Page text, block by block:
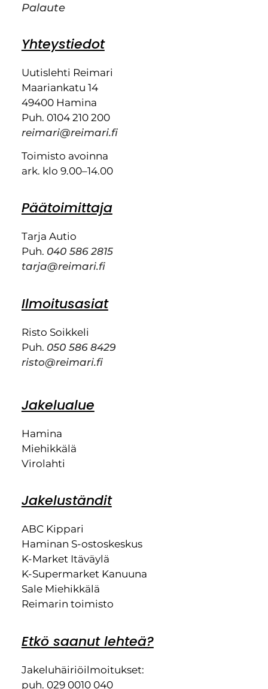
Palaute
Yhteystiedot
Uutislehti Reimari
Maariankatu 14
49400 Hamina
Puh. 0104 210 200
reimari@reimari.fi
Toimisto avoinna
ark. klo 9.00–14.00
Päätoimittaja
Tarja Autio
Puh. 040 586 2815
tarja@reimari.fi
Ilmoitusasiat
Risto Soikkeli
Puh. 050 586 8429
risto@reimari.fi
Jakelualue
Hamina
Miehikkälä
Virolahti
Jakeluständit
ABC Kippari
Haminan S-ostoskeskus
K-Market Itäväylä
K-Supermarket Kanuuna
Sale Miehikkälä
Reimarin toimisto
Etkö saanut lehteä?
Jakeluhäiriöilmoitukset:
puh. 029 0010 040